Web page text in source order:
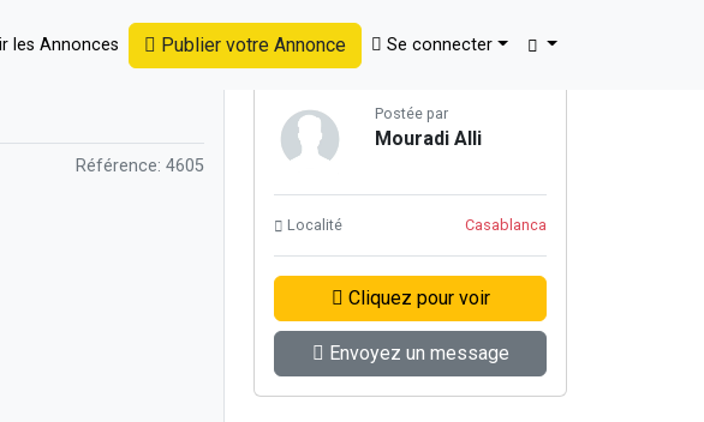
les Annonces Publier votre Annonce Se connecter
Retour à la page précédente
Référence: 4605
Postée par
Mouradi Alli
Localité Casablanca
Cliquez pour voir
Envoyez un message